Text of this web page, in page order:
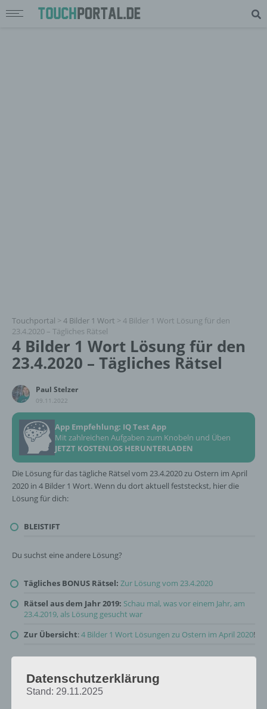
Touchportal > 4 Bilder 1 Wort > 4 Bilder 1 Wort Lösung für den
23.4.2020 – Tägliches Rätsel
4 Bilder 1 Wort Lösung für den
23.4.2020 – Tägliches Rätsel
Paul Stelzer
09.11.2022
App Empfehlung: IQ Test App
Mit zahlreichen Aufgaben zum Knobeln und Üben
JETZT KOSTENLOS HERUNTERLADEN
Die Lösung für das tägliche Rätsel vom 23.4.2020 zu Ostern im April
2020 in 4 Bilder 1 Wort. Wenn du dort aktuell feststeckst, hier die
Lösung für dich:
BLEISTIFT
Du suchst eine andere Lösung?
Tägliches BONUS Rätsel: Zur Lösung vom 23.4.2020
Rätsel aus dem Jahr 2019: Schau mal, was vor einem Jahr, am
23.4.2019, als Lösung gesucht war
Zur Übersicht:4 Bilder 1 Wort Lösungen zu Ostern im April 2020!
Datenschutzerklärung
Stand: 29.11.2025